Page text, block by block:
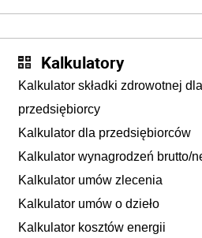
Kalkulatory
Kalkulator składki zdrowotnej dla
przedsiębiorcy
Kalkulator dla przedsiębiorców
Kalkulator wynagrodzeń brutto/
Kalkulator umów zlecenia
Kalkulator umów o dzieło
Kalkulator kosztów energii